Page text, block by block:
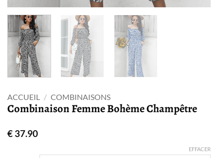
ACCUEIL / COMBINAISONS
Combinaison Femme Bohème Champêtre
€ 37.90
EFFACER